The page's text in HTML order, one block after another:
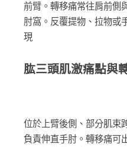
前臂。轉移痛常往肩前側
肘窩。反覆提物、拉物或
現
肱三頭肌激痛點與
位於上臂後側、部分肌束
負責伸直手肘。轉移痛可